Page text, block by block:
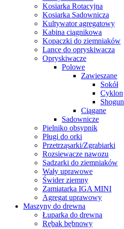
Kosiarka Rotacyjna
Kosiarka Sadownicza
Kultywator agregatowy
Kabina ciągnikowa
Kopaczki do ziemniaków
Lance do opryskiwacza
Opryskiwacze
Polowe
Zawieszane
Sokół
Cyklon
Shogun
Ciągane
Sadownicze
Pielniko obsypnik
Pługi do orki
Przetrząsarki/Zgrabiarki
Rozsiewacze nawozu
Sadzarki do ziemniaków
Wały uprawowe
Świder ziemny
Zamiatarka IGA MINI
Agregat uprawowy
Maszyny do drewna
Łuparka do drewna
Rębak bębnowy